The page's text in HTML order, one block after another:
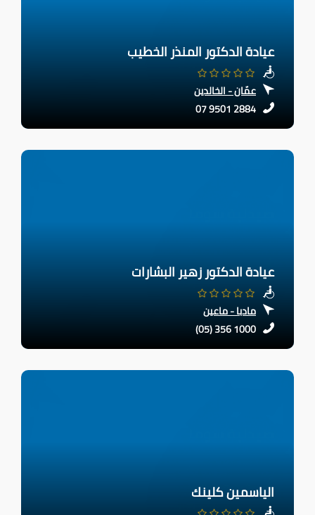
عيادة الدكتور المنذر الخطيب
عمّان - الخالدين
07 9501 2884
عيادة الدكتور زهير البشارات
مادبا - ماعين
(05) 356 1000
الياسمين كلينك